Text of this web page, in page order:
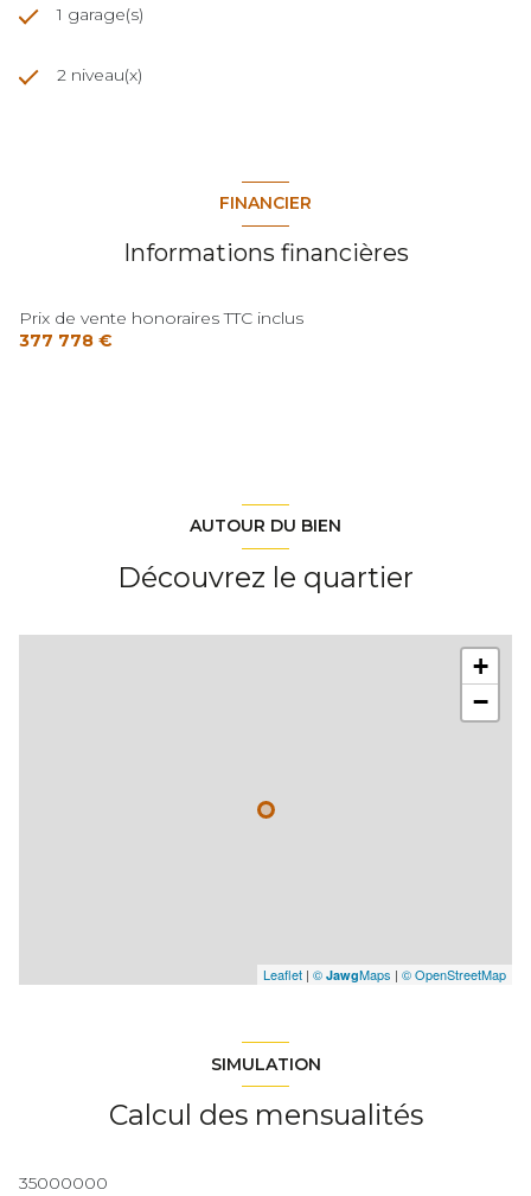
1 garage(s)
2 niveau(x)
FINANCIER
Informations financières
Prix de vente honoraires TTC inclus
377 778 €
AUTOUR DU BIEN
Découvrez le quartier
+
−
Leaflet | © JawgMaps | © OpenStreetMap
SIMULATION
Calcul des mensualités
35000000